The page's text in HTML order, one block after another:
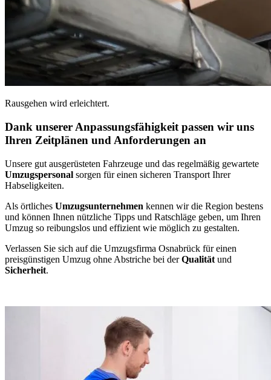
Rausgehen wird erleichtert.
Dank unserer Anpassungsfähigkeit passen wir uns
Ihren Zeitplänen und Anforderungen an
Unsere gut ausgerüsteten Fahrzeuge und das regelmäßig gewartete
Umzugspersonal sorgen für einen sicheren Transport Ihrer
Habseligkeiten.
Als örtliches Umzugsunternehmen kennen wir die Region bestens
und können Ihnen nützliche Tipps und Ratschläge geben, um Ihren
Umzug so reibungslos und effizient wie möglich zu gestalten.
Verlassen Sie sich auf die Umzugsfirma Osnabrück für einen
preisgünstigen Umzug ohne Abstriche bei derQualität und
Sicherheit.